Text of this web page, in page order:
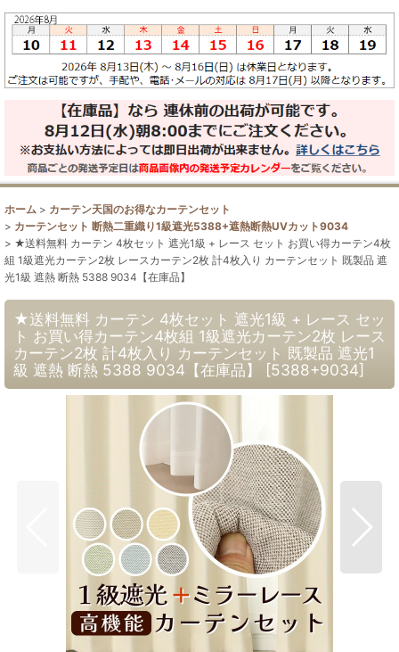
ホーム > カーテン天国のお得なカーテンセット
> カーテンセット 断熱二重織り1級遮光5388+遮熱断熱UVカット9034
> ★送料無料 カーテン 4枚セット 遮光1級 + レース セット お買い得カーテン4枚
組 1級遮光カーテン2枚 レースカーテン2枚 計4枚入り カーテンセット 既製品 遮
光1級 遮熱 断熱 5388 9034【在庫品】
★送料無料 カーテン 4枚セット 遮光1級 + レース セッ
ト お買い得カーテン4枚組 1級遮光カーテン2枚 レース
カーテン2枚 計4枚入り カーテンセット 既製品 遮光1
級 遮熱 断熱 5388 9034【在庫品】
[5388+9034]